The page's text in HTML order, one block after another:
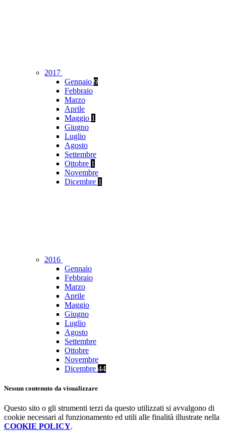
2017
Gennaio 9
Febbraio
Marzo
Aprile
Maggio 1
Giugno
Luglio
Agosto
Settembre
Ottobre 1
Novembre
Dicembre 1
2016
Gennaio
Febbraio
Marzo
Aprile
Maggio
Giugno
Luglio
Agosto
Settembre
Ottobre
Novembre
Dicembre 44
Nessun contenuto da visualizzare
Questo sito o gli strumenti terzi da questo utilizzati si avvalgono di
cookie necessari al funzionamento ed utili alle finalità illustrate nella
COOKIE POLICY.